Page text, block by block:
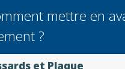
mettre en
?
et Plaque